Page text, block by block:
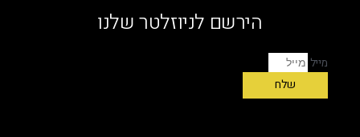
הירשם לניוזלטר שלנו
מייל
שלח